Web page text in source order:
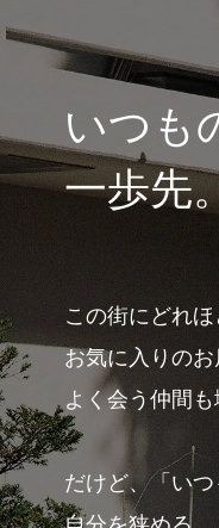
プ
#昼
#今
#伊
ー
いつも
一歩先
この街にどれほ
お気に入りの
よく会う仲間も
だけど、「い